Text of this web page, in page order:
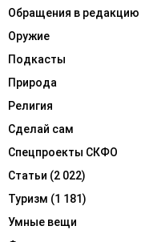
Обращения в редакцию
Оружие
Подкасты
Природа
Религия
Сделай сам
Спецпроекты СКФО
Статьи (2 022)
Туризм (1 181)
Умные вещи